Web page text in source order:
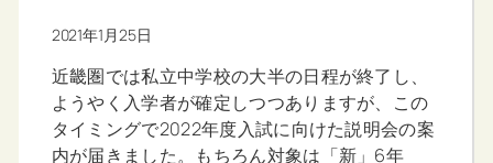
2021年1月25日
近畿圏では私立中学校の大半の日程が終了し、
ようやく入学者が確定しつつありますが、この
タイミングで2022年度入試に向けた説明会の案
内が届きました。もちろん対象は「新」6年